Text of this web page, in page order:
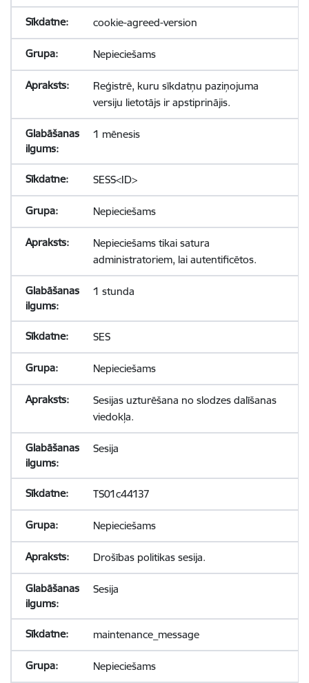
cookie-agreed-version
Nepieciešams
Reģistrē, kuru sīkdatņu paziņojuma
versiju lietotājs ir apstiprinājis.
1 mēnesis
SESS<ID>
Nepieciešams
Nepieciešams tikai satura
administratoriem, lai autentificētos.
1 stunda
SES
Nepieciešams
Sesijas uzturēšana no slodzes dalīšanas
viedokļa.
Sesija
TS01c44137
Nepieciešams
Drošības politikas sesija.
Sesija
maintenance_message
Nepieciešams